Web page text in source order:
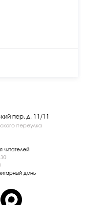
пер, д. 11/11
переулка
читателей
день